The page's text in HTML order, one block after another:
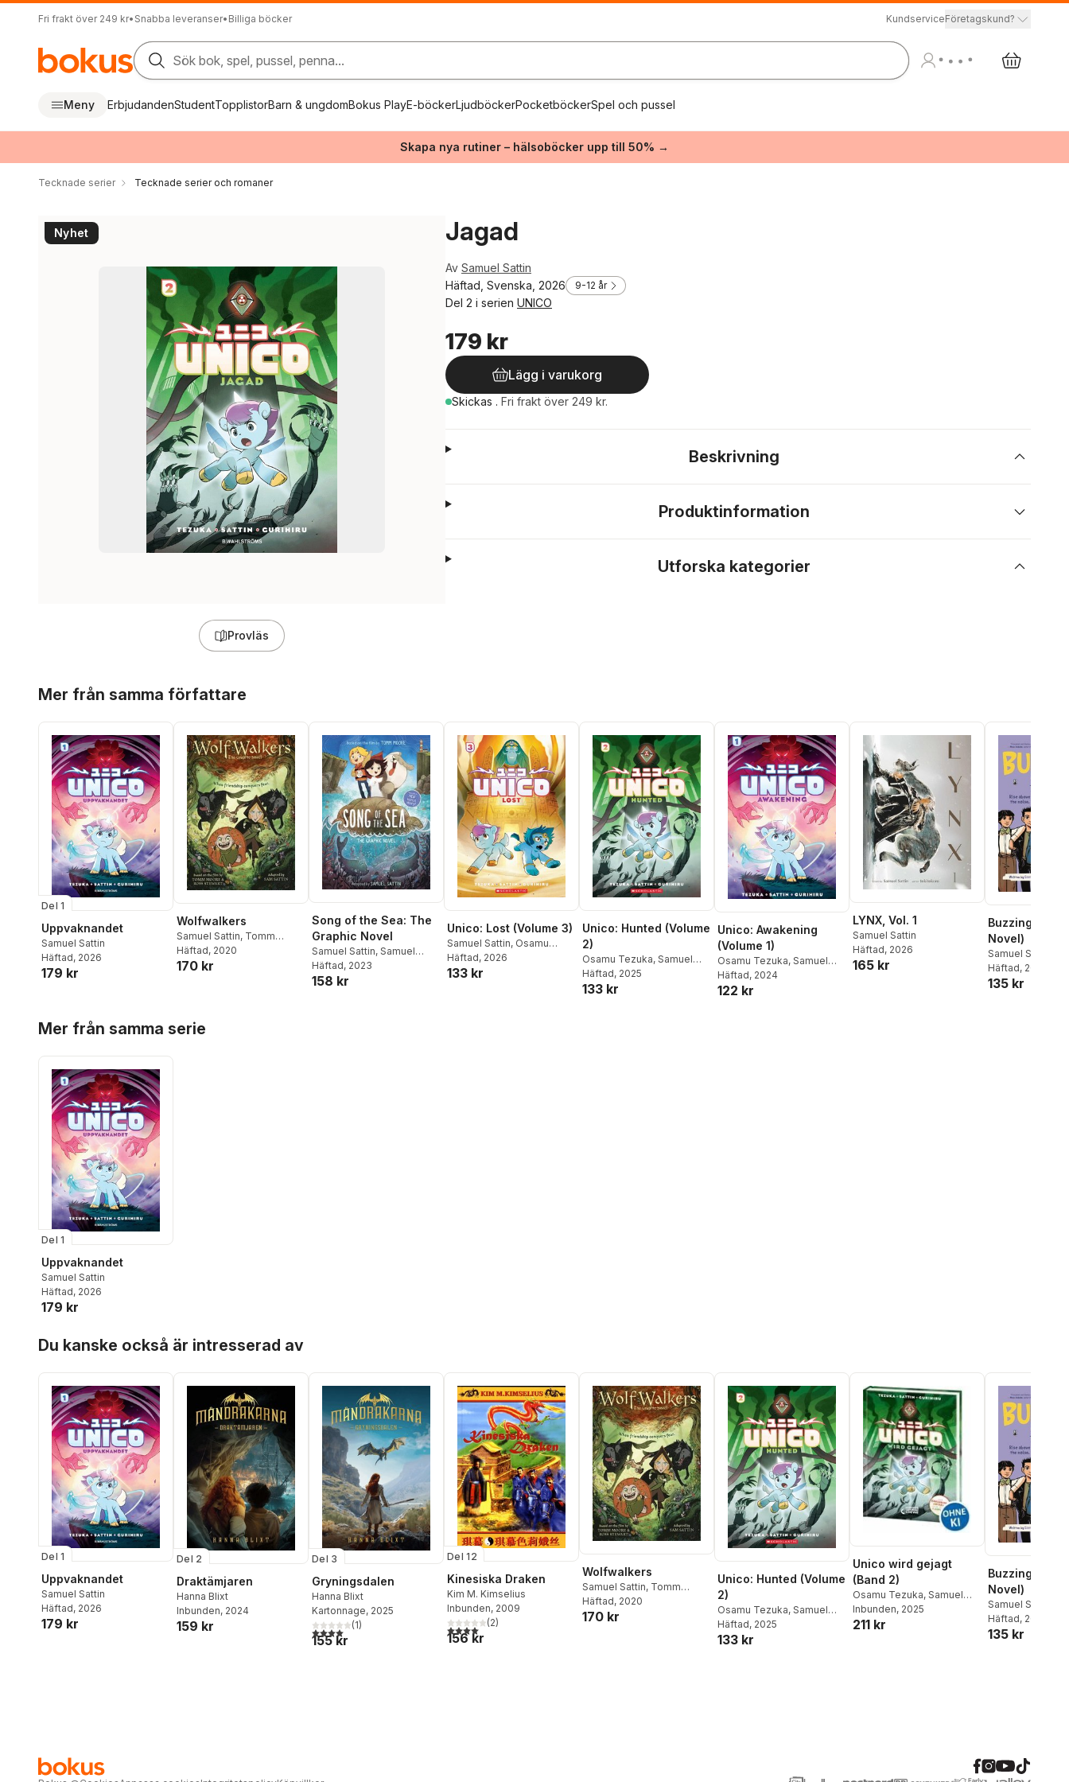
Fri frakt över 249 kr• Snabba leveranser• Billiga böcker KundserviceFöretagskund?
Sök bok, spel, pussel, penna...
Meny ErbjudandenStudentTopplistorBarn & ungdomBokus PlayE-böckerLjudböckerPocketböckerSpel och pussel
Skapa nya rutiner – hälsoböcker upp till 50% →
Tecknade serier Tecknade serier och romaner
Nyhet
Provläs
Jagad
Av Samuel Sattin
Häftad, Svenska, 2026
9-12 år
Del 2 i serien UNICO
179 kr
Lägg i varukorg
Skickas . Fri frakt över 249 kr.
Beskrivning
Produktinformation
Utforska kategorier
Mer från samma författare
Del 1
Uppvaknandet
Samuel Sattin
Häftad, 2026
179 kr
Wolfwalkers
Samuel Sattin, Tomm
Moore
Häftad, 2020
170 kr
Song of the Sea: The
Graphic Novel
Samuel Sattin, Samuel
Sattin, Tomm Moore
Häftad, 2023
158 kr
Unico: Lost (Volume 3)
Samuel Sattin, Osamu
Tezuka
Häftad, 2026
133 kr
Unico: Hunted (Volume
2)
Osamu Tezuka, Samuel
Sattin
Häftad, 2025
133 kr
Unico: Awakening
(Volume 1)
Osamu Tezuka, Samuel
Sattin
Häftad, 2024
122 kr
LYNX, Vol. 1
Samuel Sattin
Häftad, 2026
165 kr
Buzzing (A
Novel)
Samuel Sattin
Häftad, 2023
135 kr
Mer från samma serie
Del 1
Uppvaknandet
Samuel Sattin
Häftad, 2026
179 kr
Du kanske också är intresserad av
Del 1
Uppvaknandet
Samuel Sattin
Häftad, 2026
179 kr
Del 2
Draktämjaren
Hanna Blixt
Inbunden, 2024
159 kr
Del 3
Gryningsdalen
Hanna Blixt
Kartonnage, 2025
4,0utav 5 stjärnor. Totalt antal röster:
(1)
155 kr
Del 12
Kinesiska Draken
Kim M. Kimselius
Inbunden, 2009
4,0utav 5 stjärnor. Totalt antal röster:
(2)
156 kr
Wolfwalkers
Samuel Sattin, Tomm
Moore
Häftad, 2020
170 kr
Unico: Hunted (Volume
2)
Osamu Tezuka, Samuel
Sattin
Häftad, 2025
133 kr
Unico wird gejagt
(Band 2)
Osamu Tezuka, Samuel
Sattin
Inbunden, 2025
211 kr
Buzzing (A
Novel)
Samuel Sattin
Häftad, 2023
135 kr